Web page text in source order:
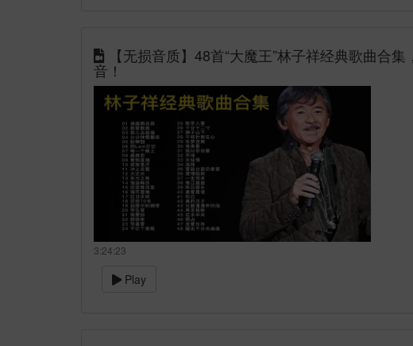
【无损音质】48首“大魔王”林子祥经典歌曲合
音！
3:24:23
Play